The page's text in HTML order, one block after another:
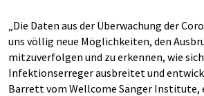
„Die Daten aus der Überwachung der
uns völlig neue Möglichkeiten, den
mitzuverfolgen und zu erkennen, wie
Infektionserreger ausbreitet und
Barrett vom Wellcome Sanger Institute,